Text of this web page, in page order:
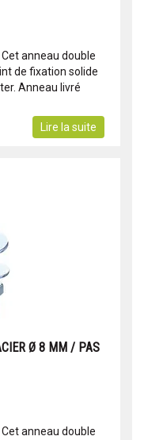
Cet anneau double
de fixation solide
Anneau livré
Lire la suite
Ø 8 MM / PAS
Cet anneau double